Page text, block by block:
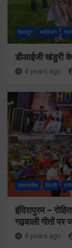
देहरादून मनोरंजन
डीआईजी खंडुरी के
4 years ago
उत्तरप्रदेश दिल्ली
इंदिरापुरम –
गढ़वाली गीतों
4 years ago